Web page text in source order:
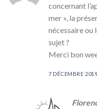
concernant
mer », la
nécessaire ou
sujet ?
Merci bon
7 DÉCEMBRE